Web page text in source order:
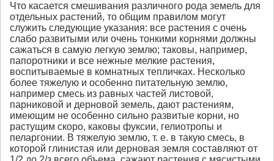
Что касается смешивания различного рода земель для
отдельных растений, то общим правилом могут
служить следующие указания: все растения с очень
слабо развитыми или очень тонкими корнями должны
сажаться в самую легкую землю; таковы, например,
папоротники и все нежные мелкие растения,
воспитываемые в комнатных тепличках. Несколько
более тяжелую и особенно питательную землю,
например смесь из равных частей листовой,
парниковой и дерновой земель, дают растениям,
имеющим не особенно сильно развитые корни, но
растущим скоро, каковы фуксии, гелиотропы и
пеларгонии. В тяжелую землю, т. е. в такую смесь, в
которой глинистая или дерновая земля составляют от